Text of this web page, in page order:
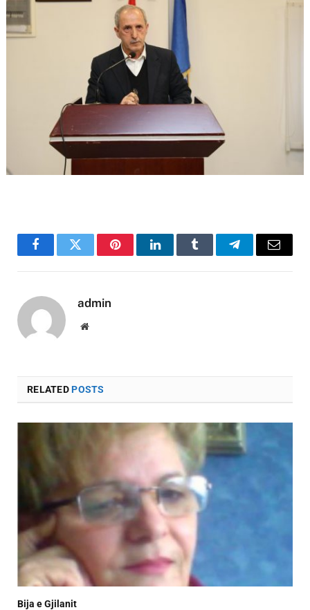
FacebookTwitter PinterestLinkedInTumblr TelegramEmail
admin
Website
RELATEDPOSTS
Bija e Gjilanit